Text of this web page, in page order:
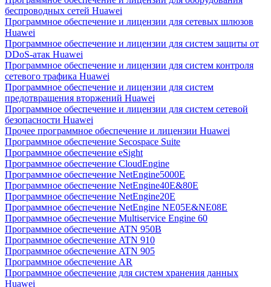
беспроводных сетей Huawei
Программное обеспечение и лицензии для сетевых шлюзов
Huawei
Программное обеспечение и лицензии для систем защиты от
DDoS-атак Huawei
Программное обеспечение и лицензии для систем контроля
сетевого трафика Huawei
Программное обеспечение и лицензии для систем
предотвращения вторжений Huawei
Программное обеспечение и лицензии для систем сетевой
безопасности Huawei
Прочее программное обеспечение и лицензии Huawei
Программное обеспечение Secospace Suite
Программное обеспечение eSight
Программное обеспечение CloudEngine
Программное обеспечение NetEngine5000E
Программное обеспечение NetEngine40E&80E
Программное обеспечение NetEngine20E
Программное обеспечение NetEngine NE05E&NE08E
Программное обеспечение Multiservice Engine 60
Программное обеспечение ATN 950B
Программное обеспечение ATN 910
Программное обеспечение ATN 905
Программное обеспечение AR
Программное обеспечение для систем хранения данных
Huawei